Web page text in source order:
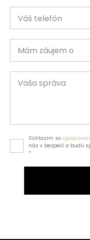
Váš telefón
Mám záujem o
Vaša správa
Súhlasím so
nás v bezpečí a budú
*